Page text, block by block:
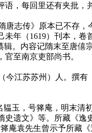
，每回里还有夹批，
志传》原本已不存，
年（1619）刊本，卷
辑。内容记隋末至唐僖
至南京吏部尚书。
江苏苏州）人。撰有
玉，号箨庵，明末清
史遗文》等。所藏《逸
庵袁先生曾示予所藏